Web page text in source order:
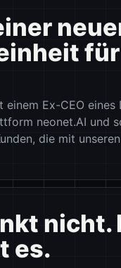
für
Ex-CEO eines
neonet.AI und
die mit
nicht.
es.